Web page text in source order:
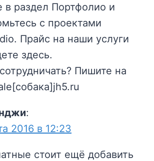
в раздел Портфолио и
с проектами
Прайс на наши услуги
здесь.
Пишите на
:
2016 в 12:23
стоит ещё добавить